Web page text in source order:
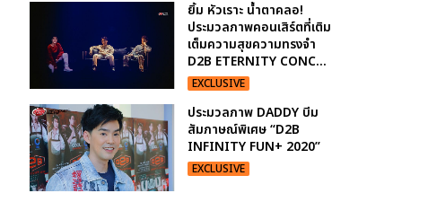
ยิ้ม หัวเราะ น้ำตาคลอ!
ประมวลภาพคอนเสิร์ตที่เติม
เต็มความสุขความทรงจำ
D2B ETERNITY CONC...
EXCLUSIVE
ประมวลภาพ DADDY บีม
สัมภาษณ์พิเศษ “D2B
INFINITY FUN+ 2020”
EXCLUSIVE